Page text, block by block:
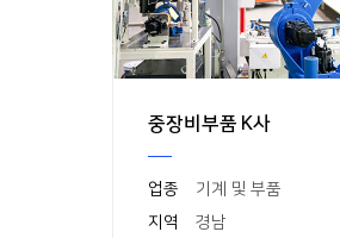
중장비부품 K사
업종
기계 및 부품
지역
경남